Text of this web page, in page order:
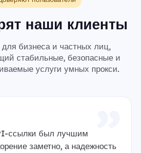
наши клиенты
бизнеса и частных лиц,
стабильные, безопасные и
услуги умных прокси.
ссылки был лучшим
заметно, а надежность